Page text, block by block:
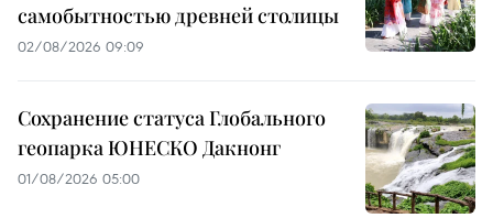
самобытностью древней столицы
02/08/2026 09:09
Сохранение статуса Глобального
геопарка ЮНЕСКО Дакнонг
01/08/2026 05:00